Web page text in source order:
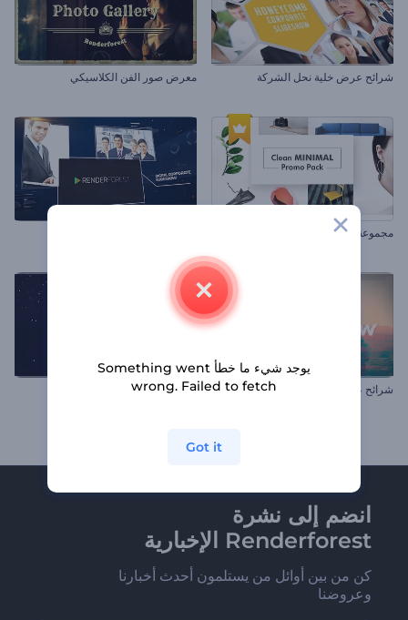
شرائح عرض خلية نحل الشركة معرض صور الفن الكلاسيكي
مجموعة الترويج البسيط النظيف
شرائح عرض الشوائب الرقمية تحيات عجائب الكريسماس
انضم إلى نشرة
Renderforest الإخبارية
كن من بين أوائل من يستلمون أحدث أخبارنا
وعروضنا
يوجد شيء ما خطأ Something went
wrong. Failed to fetch
Got it